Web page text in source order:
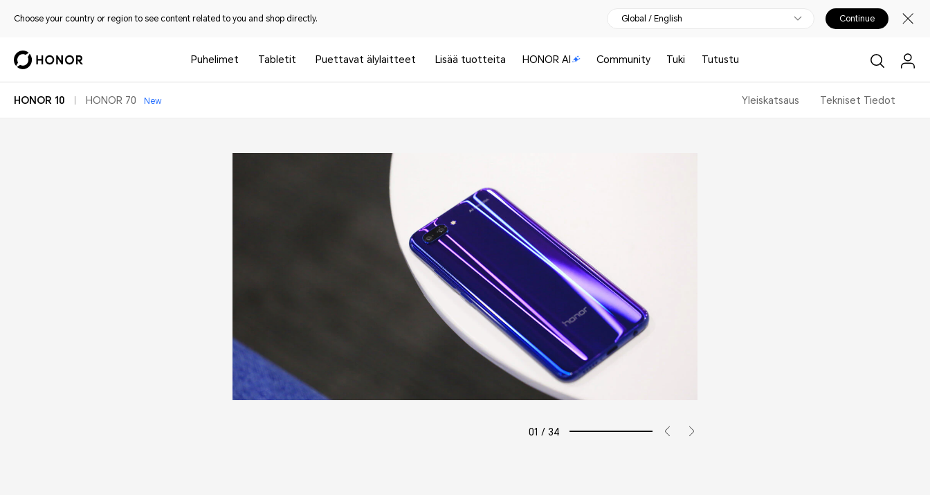
Choose your country or region to see content related to you and shop directly. Global / English Continue
Puhelimet Tabletit Puettavat älylaitteet Lisää tuotteita HONOR AI Community Tuki Tutustu
HONOR 10 HONOR 70 New Yleiskatsaus Tekniset Tiedot
01 / 34